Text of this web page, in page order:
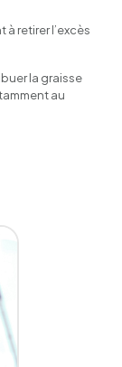
retirer l’excès
la graisse
au